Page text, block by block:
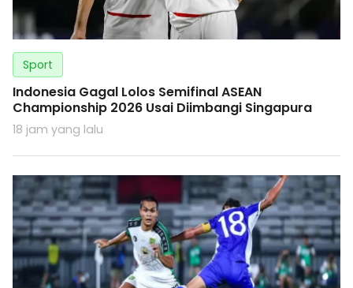
Sport
Indonesia Gagal Lolos Semifinal ASEAN
Championship 2026 Usai Diimbangi Singapura
18 jam yang lalu